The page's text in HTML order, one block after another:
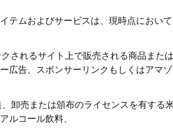
テムおよびサービスは、現時点におい
されるサイト上で販売される商品ま
広告、スポンサーリンクもしくはアマ
卸売または頒布のライセンスを有す
ルコール飲料、